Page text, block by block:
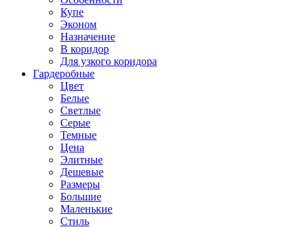
Купе
Эконом
Назначение
В коридор
Для узкого коридора
Гардеробные
Цвет
Белые
Светлые
Серые
Темные
Цена
Элитные
Дешевые
Размеры
Большие
Маленькие
Стиль